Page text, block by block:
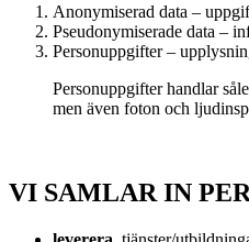
Anonymiserad data –
Pseudonymiserade data –
Personuppgifter –
Personuppgifter handlar
men även foton och
VI SAMLAR IN